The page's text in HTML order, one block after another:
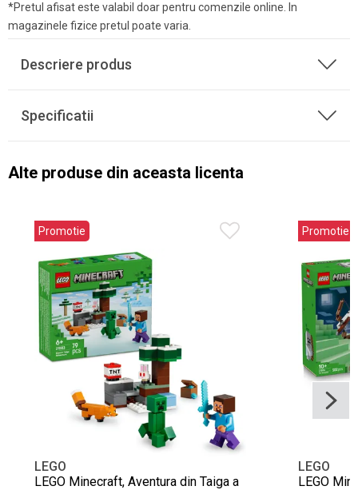
*Pretul afisat este valabil doar pentru comenzile online. In
magazinele fizice pretul poate varia.
Descriere produs
Specificatii
Alte produse din aceasta licenta
Promotie
LEGO
LEGO Minecraft, Aventura din Taiga a
Promotie
LEGO
LEGO